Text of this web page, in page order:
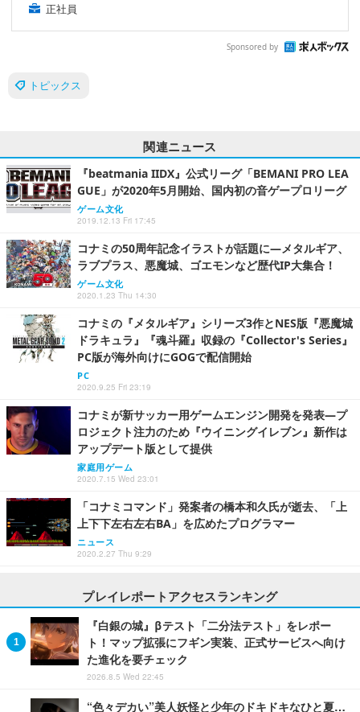
正社員
Sponsored by
トピックス
関連ニュース
『beatmania IIDX』公式リーグ「BEMANI PRO LEA
GUE」が2020年5月開始、国内初の音ゲープロリーグ
ゲーム文化
2019.12.13 Fri 17:45
コナミの50周年記念イラストが話題に―メタルギア、
ラブプラス、悪魔城、ゴエモンなど歴代IP大集合！
ゲーム文化
2020.1.23 Thu 14:30
コナミの『メタルギア』シリーズ3作とNES版『悪魔城
ドラキュラ』『魂斗羅』収録の『Collector's Series』
PC版が海外向けにGOGで配信開始
PC
2020.9.25 Fri 23:19
コナミが新サッカー用ゲームエンジン開発を発表―プ
ロジェクト注力のため『ウイニングイレブン』新作は
アップデート版として提供
家庭用ゲーム
2020.7.15 Wed 23:01
「コナミコマンド」発案者の橋本和久氏が逝去、「上
上下下左右左右BA」を広めたプログラマー
ニュース
2020.2.27 Thu 9:29
プレイレポートアクセスランキング
『白銀の城』βテスト「二分法テスト」をレポー
ト！マップ拡張にフギン実装、正式サービスへ向け
た進化を要チェック
2026.8.5 Wed 22:45
“色々デカい”美人妖怪と少年のドキドキなひと夏…